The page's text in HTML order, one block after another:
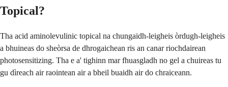
Topical?
Tha acid aminolevulinic topical na chungaidh-leigheis òrdugh-leigheis
a bhuineas do sheòrsa de dhrogaichean ris an canar riochdairean
photosensitizing. Tha e a' tighinn mar fhuasgladh no gel a chuireas tu
gu dìreach air raointean air a bheil buaidh air do chraiceann.